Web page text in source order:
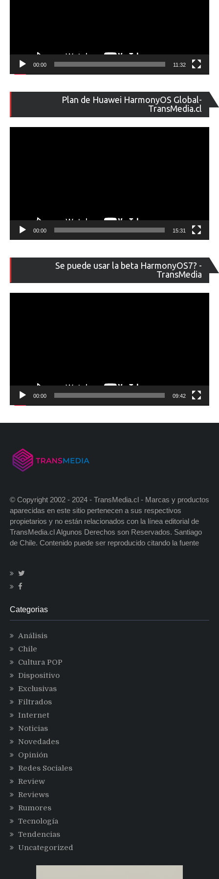
00:00 11:32
Plan de Huawei HarmonyOS Global-
TransMedia.cl
de
00:00 15:31
Se puede usar la beta HarmonyOS7? -
TransMedia
de
00:00 09:42
© Copyright 2002 - 2024 - TransMedia.cl - Marcas y productos
aparecidas en este sitio pertenecen a sus respectivos
propietarios y no están relacionados con la línea editorial de
TransMedia.cl Algunos Derechos son Reservados. Santiago
de Chile. Contenido puede ser reproducido citando la fuente
Categorias
Análisis
Chile
Cultura POP
Dispositivo
Exclusivas
Filtrados
Internet
Noticias
Novedades
Opinión
Redes Sociales
Review
Reviews
Rumores
Tecnología
Tendencias
Uncategorized